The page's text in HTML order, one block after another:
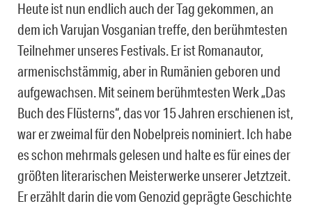
Heute ist nun endlich auch der Tag gekommen, an
dem ich Varujan Vosganian treffe, den berühmtesten
Teilnehmer unseres Festivals. Er ist Romanautor,
armenischstämmig, aber in Rumänien geboren und
aufgewachsen. Mit seinem berühmtesten Werk „Das
Buch des Flüsterns“, das vor 15 Jahren erschienen ist,
war er zweimal für den Nobelpreis nominiert. Ich habe
es schon mehrmals gelesen und halte es für eines der
größten literarischen Meisterwerke unserer Jetztzeit.
Er erzählt darin die vom Genozid geprägte Geschichte